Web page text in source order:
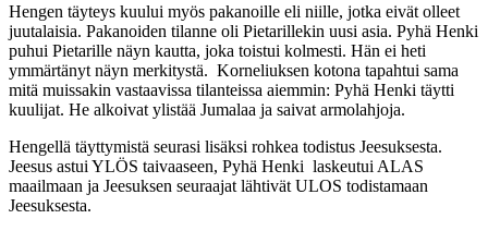
Hengen täyteys kuului myös pakanoille eli niille, jotka eivät olleet
juutalaisia. Pakanoiden tilanne oli Pietarillekin uusi asia. Pyhä Henki
puhui Pietarille näyn kautta, joka toistui kolmesti. Hän ei heti
ymmärtänyt näyn merkitystä. Korneliuksen kotona tapahtui sama
mitä muissakin vastaavissa tilanteissa aiemmin: Pyhä Henki täytti
kuulijat. He alkoivat ylistää Jumalaa ja saivat armolahjoja.
Hengellä täyttymistä seurasi lisäksi rohkea todistus Jeesuksesta.
Jeesus astui YLÖS taivaaseen, Pyhä Henki laskeutui ALAS
maailmaan ja Jeesuksen seuraajat lähtivät ULOS todistamaan
Jeesuksesta.